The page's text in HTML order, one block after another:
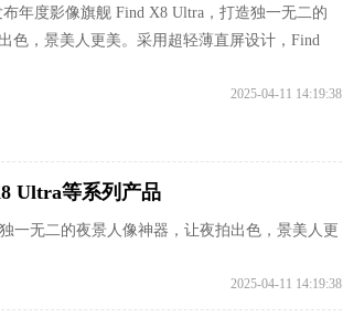
布年度影像旗舰 Find X8 Ultra，打造独一无二的
色，景美人更美。采用超轻薄直屏设计，Find
2025-04-11 14:19:38
Ultra等系列产品
一无二的夜景人像神器，让夜拍出色，景美人更
2025-04-11 14:19:38